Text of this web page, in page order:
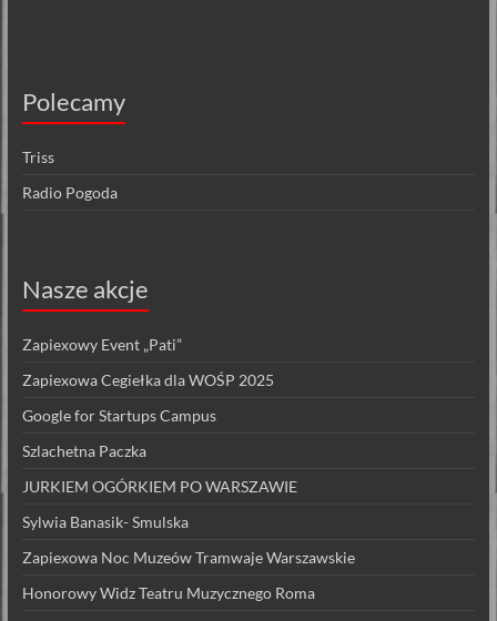
Polecamy
Triss
Radio Pogoda
Nasze akcje
Zapiexowy Event „Pati”
Zapiexowa Cegiełka dla WOŚP 2025
Google for Startups Campus
Szlachetna Paczka
JURKIEM OGÓRKIEM PO WARSZAWIE
Sylwia Banasik- Smulska
Zapiexowa Noc Muzeów Tramwaje Warszawskie
Honorowy Widz Teatru Muzycznego Roma